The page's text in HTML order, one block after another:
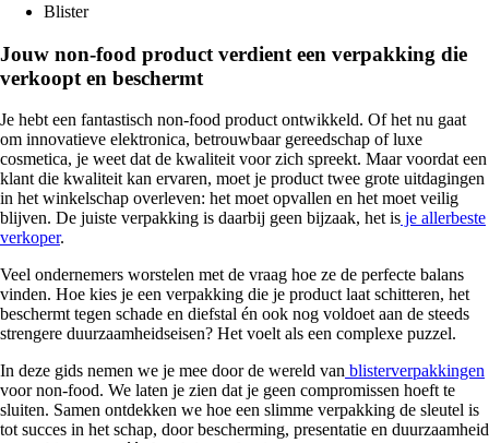
Blister
Jouw non-food product verdient een verpakking die
verkoopt en beschermt
Je hebt een fantastisch non-food product ontwikkeld. Of het nu gaat
om innovatieve elektronica, betrouwbaar gereedschap of luxe
cosmetica, je weet dat de kwaliteit voor zich spreekt. Maar voordat een
klant die kwaliteit kan ervaren, moet je product twee grote uitdagingen
in het winkelschap overleven: het moet opvallen en het moet veilig
blijven. De juiste verpakking is daarbij geen bijzaak, het is je allerbeste
verkoper.
Veel ondernemers worstelen met de vraag hoe ze de perfecte balans
vinden. Hoe kies je een verpakking die je product laat schitteren, het
beschermt tegen schade en diefstal én ook nog voldoet aan de steeds
strengere duurzaamheidseisen? Het voelt als een complexe puzzel.
In deze gids nemen we je mee door de wereld van blisterverpakkingen
voor non-food. We laten je zien dat je geen compromissen hoeft te
sluiten. Samen ontdekken we hoe een slimme verpakking de sleutel is
tot succes in het schap, door bescherming, presentatie en duurzaamheid